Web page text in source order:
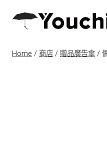
Home / 商店 / 贈品廣告傘 /